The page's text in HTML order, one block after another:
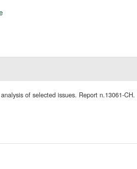
of selected issues. Report n.13061-